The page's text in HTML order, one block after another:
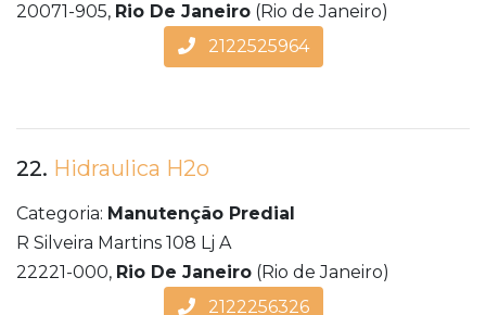
20071-905, Rio De Janeiro (Rio de Janeiro)
2122525964
22. Hidraulica H2o
Categoria: Manutenção Predial
R Silveira Martins 108 Lj A
22221-000, Rio De Janeiro (Rio de Janeiro)
2122256326